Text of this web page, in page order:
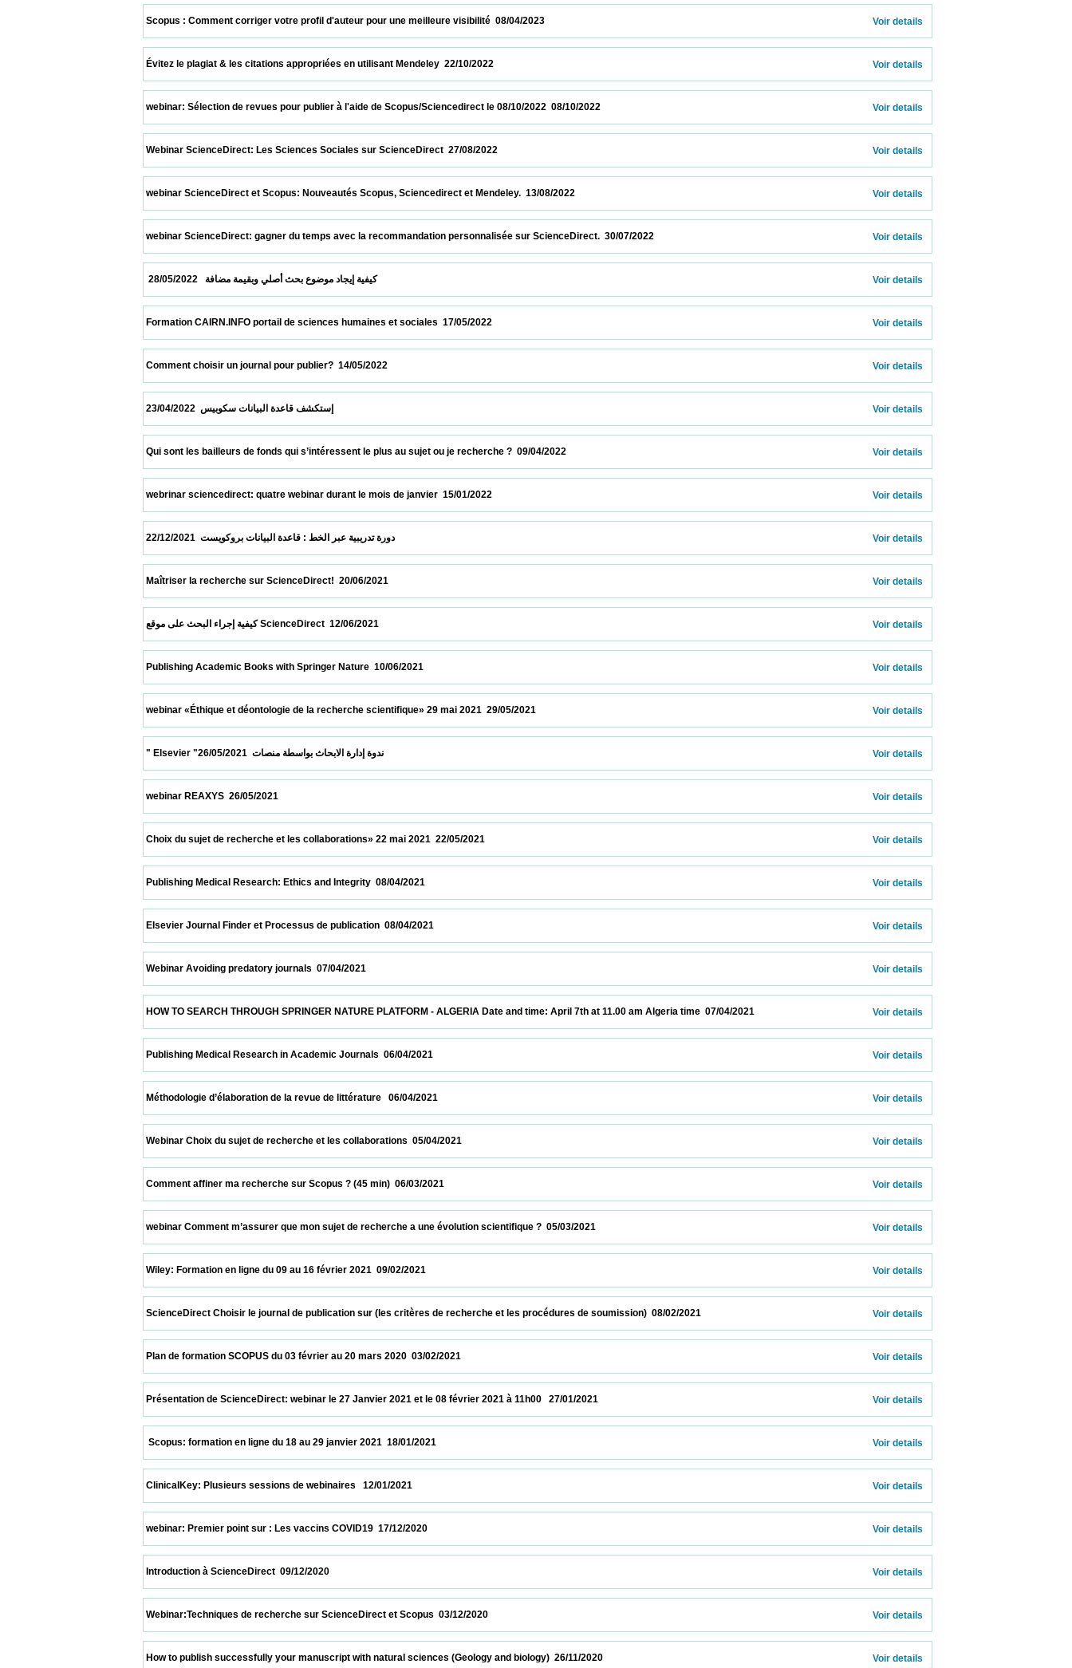
Scopus : Comment corriger votre profil d'auteur pour une meilleure visibilité  08/04/2023 Voir details
Évitez le plagiat & les citations appropriées en utilisant Mendeley  22/10/2022 Voir details
webinar: Sélection de revues pour publier à l'aide de Scopus/Sciencedirect le 08/10/2022  08/10/2022 Voir details
Webinar ScienceDirect: Les Sciences Sociales sur ScienceDirect  27/08/2022 Voir details
webinar ScienceDirect et Scopus: Nouveautés Scopus, Sciencedirect et Mendeley.  13/08/2022 Voir details
webinar ScienceDirect: gagner du temps avec la recommandation personnalisée sur ScienceDirect.  30/07/2022 Voir details
كيفية إيجاد موضوع بحث أصلي وبقيمة مضافة   28/05/2022 Voir details
Formation CAIRN.INFO portail de sciences humaines et sociales  17/05/2022 Voir details
Comment choisir un journal pour publier?  14/05/2022 Voir details
Voir details
Qui sont les bailleurs de fonds qui s’intéressent le plus au sujet ou je recherche ?  09/04/2022 Voir details
webrinar sciencedirect: quatre webinar durant le mois de janvier  15/01/2022 Voir details
دورة تدريبية عبر الخط : قاعدة البيانات بروكويست  22/12/2021 Voir details
Maîtriser la recherche sur ScienceDirect!  20/06/2021 Voir details
كيفية إجراء البحث على موقع ScienceDirect  12/06/2021 Voir details
Publishing Academic Books with Springer Nature  10/06/2021 Voir details
webinar «Éthique et déontologie de la recherche scientifique» 29 mai 2021  29/05/2021 Voir details
Voir details
webinar REAXYS  26/05/2021 Voir details
Choix du sujet de recherche et les collaborations» 22 mai 2021  22/05/2021 Voir details
Publishing Medical Research: Ethics and Integrity  08/04/2021 Voir details
Elsevier Journal Finder et Processus de publication  08/04/2021 Voir details
Webinar Avoiding predatory journals  07/04/2021 Voir details
HOW TO SEARCH THROUGH SPRINGER NATURE PLATFORM - ALGERIA Date and time: April 7th at 11.00 am Algeria time  07/04/2021 Voir details
Publishing Medical Research in Academic Journals  06/04/2021 Voir details
Méthodologie d’élaboration de la revue de littérature   06/04/2021 Voir details
Webinar Choix du sujet de recherche et les collaborations  05/04/2021 Voir details
Comment affiner ma recherche sur Scopus ? (45 min)  06/03/2021 Voir details
webinar Comment m’assurer que mon sujet de recherche a une évolution scientifique ?  05/03/2021 Voir details
Wiley: Formation en ligne du 09 au 16 février 2021  09/02/2021 Voir details
ScienceDirect Choisir le journal de publication sur (les critères de recherche et les procédures de soumission)  08/02/2021 Voir details
Plan de formation SCOPUS du 03 février au 20 mars 2020  03/02/2021 Voir details
Présentation de ScienceDirect: webinar le 27 Janvier 2021 et le 08 février 2021 à 11h00   27/01/2021 Voir details
Scopus: formation en ligne du 18 au 29 janvier 2021  18/01/2021 Voir details
ClinicalKey: Plusieurs sessions de webinaires   12/01/2021 Voir details
webinar: Premier point sur : Les vaccins COVID19  17/12/2020 Voir details
Introduction à ScienceDirect  09/12/2020 Voir details
Webinar:Techniques de recherche sur ScienceDirect et Scopus  03/12/2020 Voir details
How to publish successfully your manuscript with natural sciences (Geology and biology)  26/11/2020 Voir details